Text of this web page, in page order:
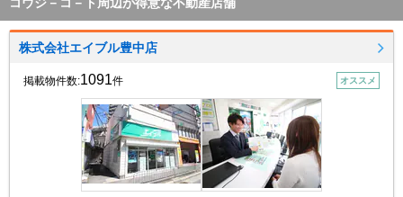
株式会社エイブル豊中店
掲載物件数:1091件 オススメ